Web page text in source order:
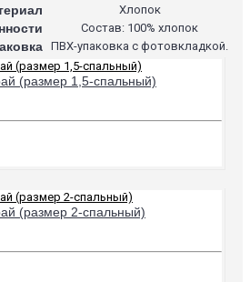
Хлопок
Состав: 100% хлопок
ПВХ-упаковка с фотовкладкой.
(размер 1,5-спальный)
(размер 2-спальный)